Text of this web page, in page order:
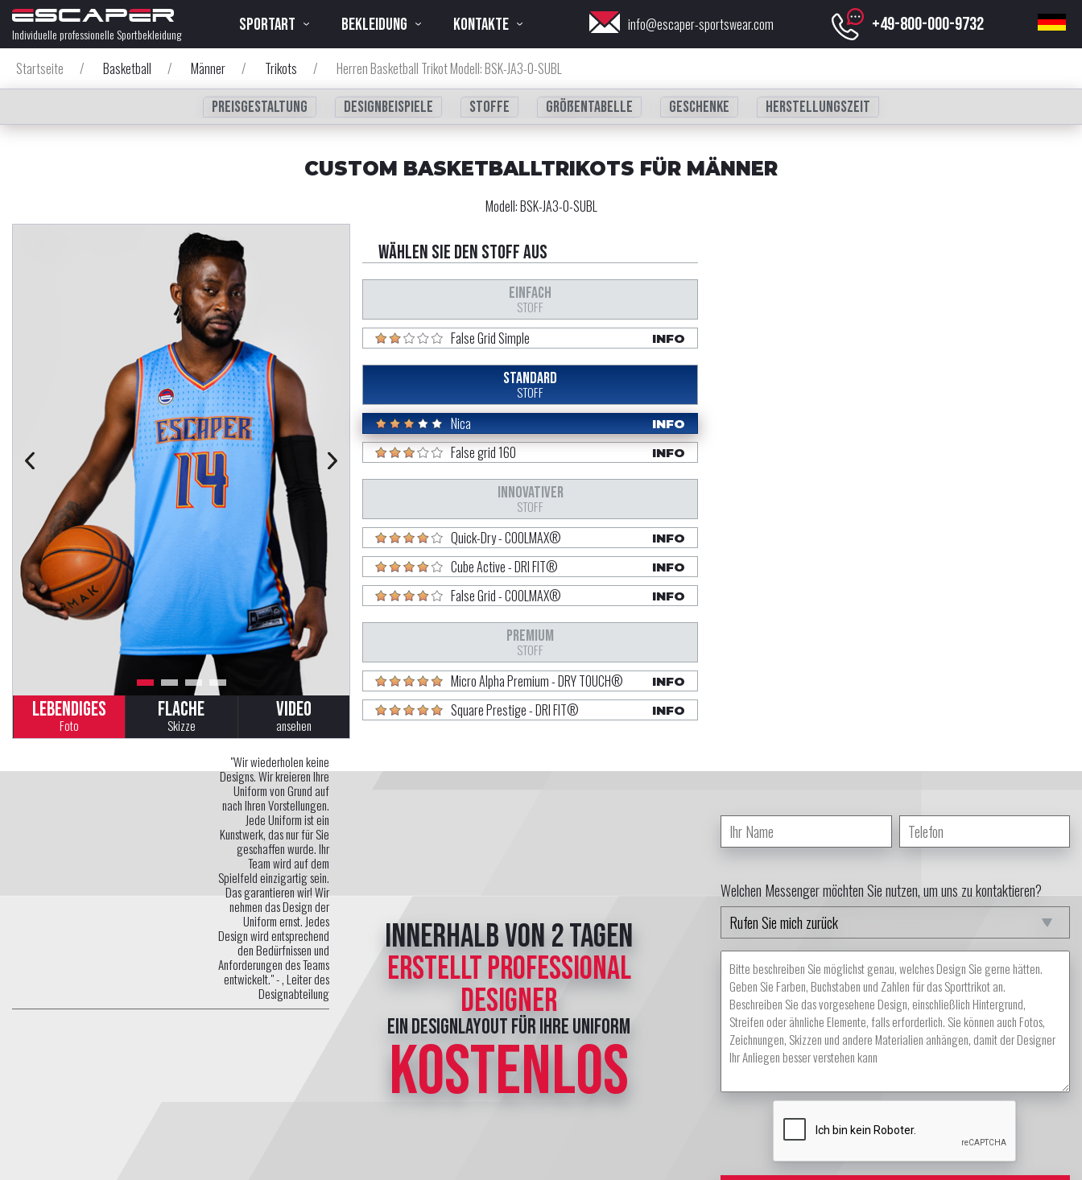
Individuelle professionelle Sportbekleidung SPORTART BEKLEIDUNG KONTAKTE info@escaper-sportswear.com +49-800-000-9732
Startseite / Basketball / Männer / Trikots /
Herren Basketball Trikot Modell: BSK-JA3-0-SUBL
Preisgestaltung
Designbeispiele Stoffe Größentabelle Geschenke Herstellungszeit
CUSTOM BASKETBALLTRIKOTS FÜR MÄNNER
Modell:BSK-JA3-0-SUBL
LEBENDIGES
Foto
FLACHE
Skizze
VIDEO
ansehen
Wählen Sie den Stoff aus
EINFACH
STOFF
False Grid Simple INFO
STANDARD
STOFF
Nica INFO
False grid 160 INFO
INNOVATIVER
STOFF
Quick-Dry - COOLMAX® INFO
Cube Active - DRI FIT® INFO
False Grid - COOLMAX® INFO
PREMIUM
STOFF
Micro Alpha Premium - DRY TOUCH® INFO
Square Prestige - DRI FIT® INFO
"Wir wiederholen keine
Designs. Wir kreieren Ihre
Uniform von Grund auf
nach Ihren Vorstellungen.
Jede Uniform ist ein
Kunstwerk, das nur für Sie
geschaffen wurde. Ihr
Team wird auf dem
Spielfeld einzigartig sein.
Das garantieren wir! Wir
nehmen das Design der
Uniform ernst. Jedes
Design wird entsprechend
den Bedürfnissen und
Anforderungen des Teams
entwickelt." -, Leiter des
Designabteilung
innerhalb von 2 Tagen
erstellt professional
Designer
ein Designlayout für Ihre Uniform
KOSTENLOS
Welchen Messenger möchten Sie nutzen, um uns zu kontaktieren?